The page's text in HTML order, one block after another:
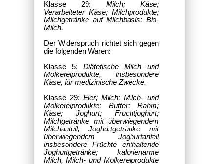
Klasse 29: Milch; Käse;
Verarbeiteter Käse; Milchprodukte;
Milchgetränke auf Milchbasis; Bio-
Milch.
Der Widerspruch richtet sich gegen
die folgenden Waren:
Klasse 5: Diätetische Milch und
Molkereiprodukte, insbesondere
Käse, für medizinische Zwecke.
Klasse 29: Eier; Milch; Milch- und
Molkereiprodukte; Butter; Rahm;
Käse; Joghurt; Fruchtjoghurt;
Milchgetränke mit überwiegendem
Milchanteil; Joghurtgetränke mit
überwiegendem Joghurtanteil
insbesondere Früchte enthaltende
Joghurtgetränke; kalorienarme
Milch, Milch- und Molkereiprodukte